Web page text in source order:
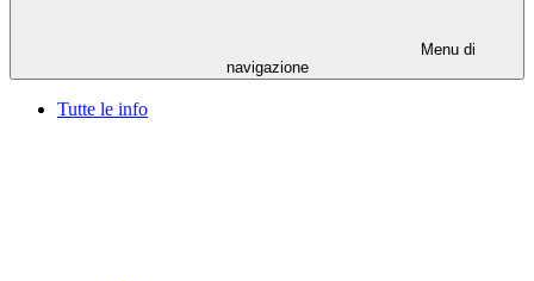
Menu di
navigazione
Tutte le info